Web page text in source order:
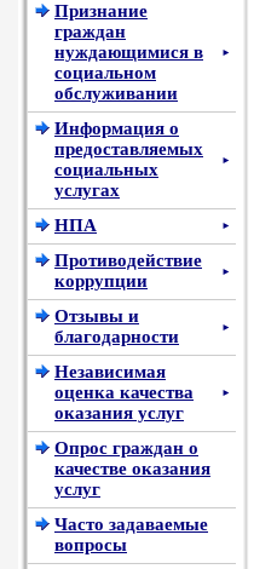
Признание
граждан
нуждающимися в
социальном
обслуживании
►
Информация о
предоставляемых
социальных
услугах
►
НПА ►
Противодействие
коррупции
►
Отзывы и
благодарности
►
Независимая
оценка качества
оказания услуг
►
Опрос граждан о
качестве оказания
услуг
Часто задаваемые
вопросы